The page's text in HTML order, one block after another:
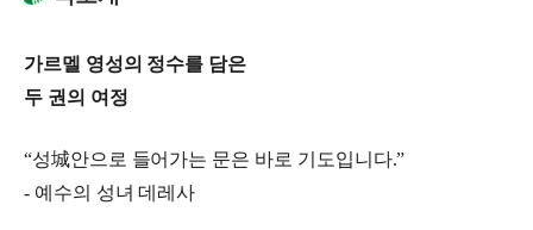
가르멜 영성의 정수를 담은
두 권의 여정
“성城안으로 들어가는 문은 바로 기도입니다.”
- 예수의 성녀 데레사